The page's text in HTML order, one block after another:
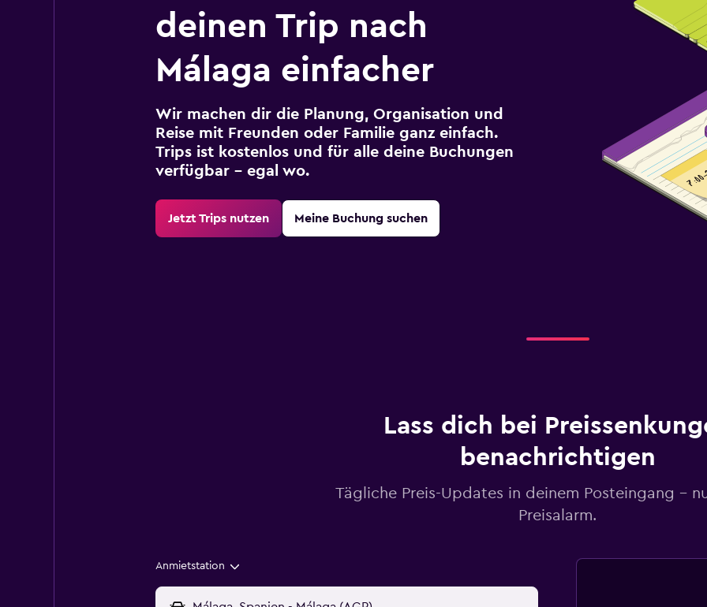
deinen Trip nach
Málaga einfacher
Wir machen dir die Planung, Organisation und
Reise mit Freunden oder Familie ganz einfach.
Trips ist kostenlos und für alle deine Buchungen
verfügbar – egal wo.
Jetzt Trips nutzen Meine Buchung suchen
Lass dich bei
benachrichtigen
Tägliche Preis-Updates in deinem Posteingang –
Preisalarm.
Anmietstation